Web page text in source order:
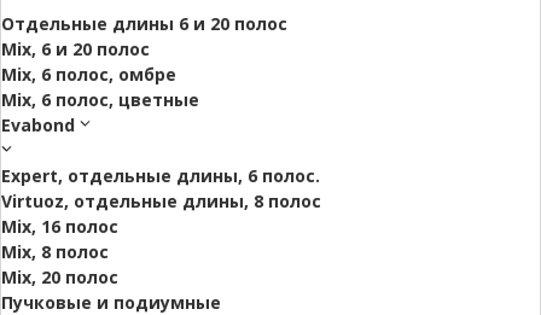
Отдельные длины 6 и 20 полос
Mix, 6 и 20 полос
Mix, 6 полос, омбре
Mix, 6 полос, цветные
Evabond
Expert, отдельные длины, 6 полос.
Virtuoz, отдельные длины, 8 полос
Mix, 16 полос
Mix, 8 полос
Mix, 20 полос
Пучковые и подиумные